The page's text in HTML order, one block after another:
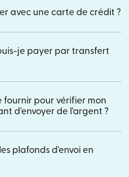
avec une carte de crédit ?
je payer par transfert
fournir pour vérifier mon
d'envoyer de l'argent ?
plafonds d'envoi en